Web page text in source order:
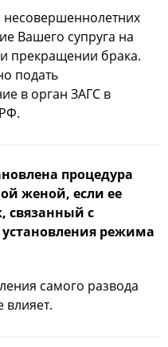
Вашего супруга на
прекращении брака.
подать
в орган ЗАГС в
процедура
женой, если ее
связанный с
режима
самого развода
влияет.